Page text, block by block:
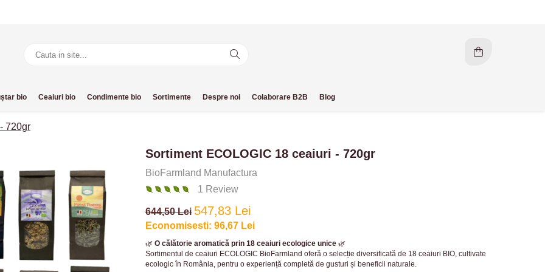
bio Ceaiuri bio Condimente bio Sortimente Despre noi Colaborare B2B Blog
720gr
Sortiment ECOLOGIC 18 ceaiuri - 720gr
BioFarmland Manufactura
1 Review
644,50 Lei 547,83 Lei
Economisesti: 96,67 Lei
🌿 O călătorie aromatică prin 18 ceaiuri ecologice unice 🌿
Sortimentul de ceaiuri ECOLOGIC BioFarmland oferă o selecție diversificată de 18 ceaiuri BIO, cultivate
ecologic în România, pentru o experiență completă de gusturi și beneficii naturale.